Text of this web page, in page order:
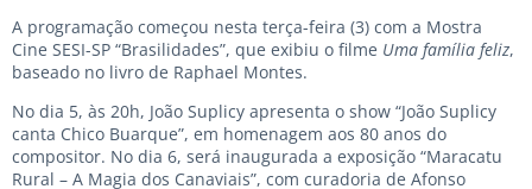
A programação começou nesta terça-feira (3) com a Mostra
Cine SESI-SP “Brasilidades”, que exibiu o filme Uma família feliz,
baseado no livro de Raphael Montes.
No dia 5, às 20h, João Suplicy apresenta o show “João Suplicy
canta Chico Buarque”, em homenagem aos 80 anos do
compositor. No dia 6, será inaugurada a exposição “Maracatu
Rural – A Magia dos Canaviais”, com curadoria de Afonso